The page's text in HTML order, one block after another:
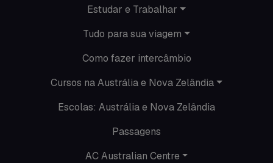
Seguro viagem
Time Lapses
Trabalhar no exterior
Estudar e Trabalhar
Tudo para sua viagem
Como fazer intercâmbio
Cursos na Austrália e Nova Zelândia
Escolas: Austrália e Nova Zelândia
Passagens
AC Australian Centre